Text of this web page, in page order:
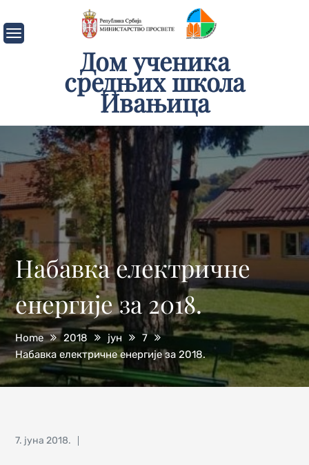
to
content
Дом ученика
средњих школа
Ивањица
Набавка електричне
енергије за 2018.
Home 2018 јун
7
Набавка електричне енергије за 2018.
Posted
7. јуна 2018.